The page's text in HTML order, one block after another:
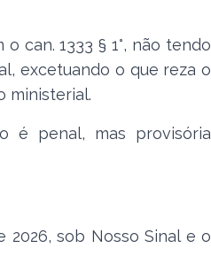
can. 1333 § 1°, não tendo
excetuando o que reza o
ministerial.
é penal, mas provisória
2026, sob Nosso Sinal e o